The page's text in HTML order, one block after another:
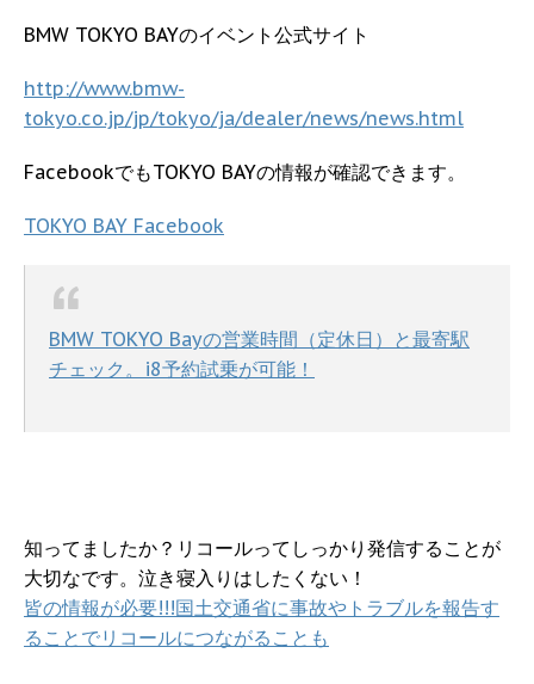
BMW TOKYO BAYのイベント公式サイト
http://www.bmw-
tokyo.co.jp/jp/tokyo/ja/dealer/news/news.html
FacebookでもTOKYO BAYの情報が確認できます。
TOKYO BAY Facebook
BMW TOKYO Bayの営業時間（定休日）と最寄駅
チェック。i8予約試乗が可能！
知ってましたか？リコールってしっかり発信することが
大切なです。泣き寝入りはしたくない！
皆の情報が必要!!!国土交通省に事故やトラブルを報告す
ることでリコールにつながることも